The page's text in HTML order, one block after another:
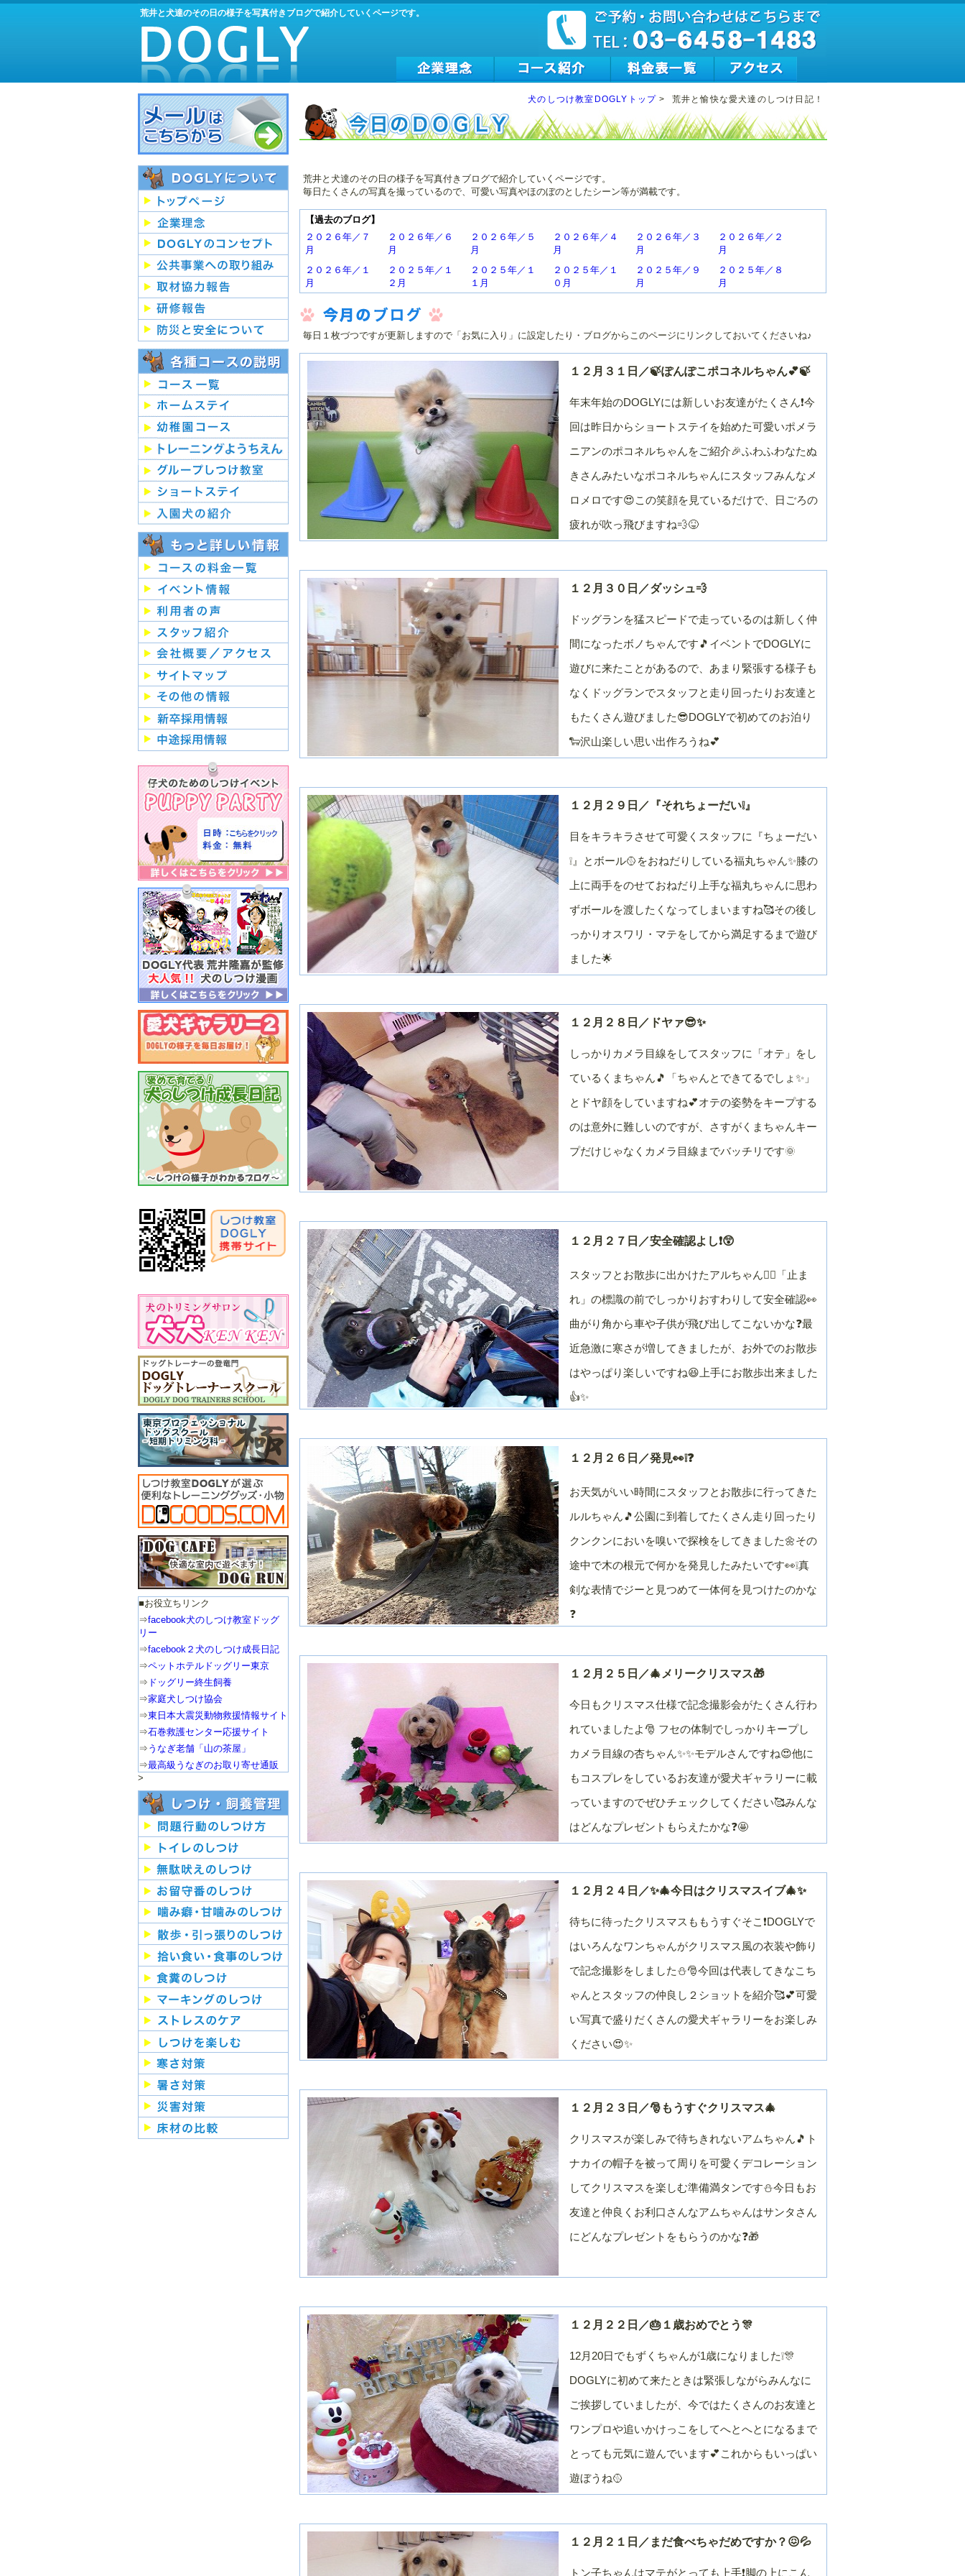
荒井と犬達のその日の様子を写真付きブログで紹介していくページです。
犬のしつけ教室DOGLYトップ > 荒井と愉快な愛犬達のしつけ日記！
荒井と犬達のその日の様子を写真付きブログで紹介していくページです。
毎日たくさんの写真を撮っているので、可愛い写真やほのぼのとしたシーン等が満載です。
【過去のブログ】
２０２６年／７
月
２０２６年／６
月
２０２６年／５
月
２０２６年／４
月
２０２６年／３
月
２０２６年／２
月
２０２６年／１
月
２０２５年／１
２月
２０２５年／１
１月
２０２５年／１
０月
２０２５年／９
月
２０２５年／８
月
月
月
２０２５年／１
２０２４年／１
２０２４年／１
２０２４年／１
２０２４年／９
２０２４年／８
２０２４年／６
２０２４年／４
月
２０２４年／３
２０２４年／２
２０２４年／１
月
２０２３年／１
２月
２０２３年／１
２０２３年／１
０月
２０２３年／９
２０２３年／８
２０２３年／７
月
２０２３年／６
月
２０２３年／５
２０２３年／４
月
２０２３年／３
月
２０２３年／２
月
２０２３年／１
月
２０２２年／１
２月
２０２２年／１
１月
０月
２０２２年／９
月
月
２０２２年／７
２０２２年／６
月
２０２２年／５
月
２０２２年／４
２０２２年／３
２０２２年／２
２０２１年／１
２０２１年／７
月
２０２１年／６
月
２０２１年／５
月
２０２１年／４
月
２０２１年／３
月
２０２１年／２
２０２０年／１
２月
２０２０年／１
１月
０月
月
月
２０２０年／７
月
２０２０年／６
月
２０２０年／５
月
２０２０年／４
月
月
月
２０２０年／１
月
２０１９年／１
２月
２０１９年／１
１月
２０１９年／１
０月
２０１９年／９
２０１９年／８
２０１９年／６
２０１９年／４
２０１９年／３
月
２０１９年／２
月
２０１８年／１
０月
月
２０１８年／１
月
２０１７年／１
２月
２０１７年／１
１月
２０１７年／１
０月
２０１７年／９
月
２０１７年／８
月
２０１７年／７
２０１７年／６
月
２０１７年／５
２０１７年／４
月
２０１７年／３
月
２０１７年／２
月
２０１７年／１
２０１６年／１
２月
２０１６年／１
１月
２０１６年／１
０月
２０１６年／９
２０１６年／８
月
２０１６年／７
月
２０１６年／６
２０１６年／５
月
月
月
２０１６年／１
月
２０１５年／１
２０１５年／１
２０１５年／９
２０１５年／８
２０１５年／７
月
２０１５年／６
月
月
２０１５年／４
月
月
月
月
２月
１月
０月
２０１４年／７
月
２０１４年／６
月
２０１４年／５
２０１４年／４
月
２０１４年／３
２０１４年／１
月
２０１３年／１
２０１３年／１
１月
２０１３年／１
０月
月
月
２０１３年／７
月
２０１３年／６
月
２０１３年／５
月
２０１３年／４
月
２０１３年／３
月
２０１３年／２
月
２０１３年／１
２０１２年／１
２月
２０１２年／１
１月
２０１２年／１
２０１２年／９
２０１２年／８
２０１２年／７
月
２０１２年／６
月
２０１２年／５
２０１２年／４
月
２０１２年／１
２０１１年／１
２０１１年／１
２０１１年／１
２０１１年／９
２０１１年／８
２０１１年／７
月
２０１１年／６
月
２０１１年／５
月
２０１１年／４
月
月
月
２０１１年／１
月
２０１０年／１
２月
２０１０年／１
１月
２０１０年／１
０月
月
月
２０１０年／７
月
２０１０年／６
月
２０１０年／５
月
２０１０年／４
月
毎日１枚づつですが更新しますので「お気に入り」に設定したり・ブログからこのページにリンクしておいてくださいね♪
１２月３１日／🍃ぽんぽこポコネルちゃん💕🍃
年末年始のDOGLYには新しいお友達がたくさん❗今
回は昨日からショートステイを始めた可愛いポメラ
ニアンのポコネルちゃんをご紹介🎉ふわふわなたぬ
きさんみたいなポコネルちゃんにスタッフみんなメ
ロメロです😍この笑顔を見ているだけで、日ごろの
疲れが吹っ飛びますね💨😝
１２月３０日／ダッシュ💨
ドッグランを猛スピードで走っているのは新しく仲
間になったボノちゃんです🎵イベントでDOGLYに
遊びに来たことがあるので、あまり緊張する様子も
なくドッグランでスタッフと走り回ったりお友達と
もたくさん遊びました😎DOGLYで初めてのお泊り
🐑沢山楽しい思い出作ろうね💕
１２月２９日／『それちょーだい❕』
目をキラキラさせて可愛くスタッフに『ちょーだい
❕』とボール🥎をおねだりしている福丸ちゃん✨膝の
上に両手をのせておねだり上手な福丸ちゃんに思わ
ずボールを渡したくなってしまいますね🥰その後し
っかりオスワリ・マテをしてから満足するまで遊び
ました🌟
１２月２８日／ドヤァ😎✨
しっかりカメラ目線をしてスタッフに「オテ」をし
ているくまちゃん🎵「ちゃんとできてるでしょ✨」
とドヤ顔をしていますね💕オテの姿勢をキープする
のは意外に難しいのですが、さすがくまちゃんキー
プだけじゃなくカメラ目線までバッチリです🌞
１２月２７日／安全確認よし❗😲
スタッフとお散歩に出かけたアルちゃん🏃‍♂️「止ま
れ」の標識の前でしっかりおすわりして安全確認👀
曲がり角から車や子供が飛び出してこないかな❓最
近急激に寒さが増してきましたが、お外でのお散歩
はやっぱり楽しいですね😆上手にお散歩出来ました
👍✨
１２月２６日／発見👀❕❓
お天気がいい時間にスタッフとお散歩に行ってきた
ルルちゃん🎵公園に到着してたくさん走り回ったり
クンクンにおいを嗅いで探検をしてきました🌼その
途中で木の根元で何かを発見したみたいです👀❕真
剣な表情でジーと見つめて一体何を見つけたのかな
❓
１２月２５日／🎄メリークリスマス🎁
今日もクリスマス仕様で記念撮影会がたくさん行わ
れていましたよ🎅 フセの体制でしっかりキープし
カメラ目線の杏ちゃん✨✨モデルさんですね😍他に
もコスプレをしているお友達が愛犬ギャラリーに載
っていますのでぜひチェックしてください🥰みんな
はどんなプレゼントもらえたかな❓🤩
１２月２４日／✨🎄今日はクリスマスイブ🎄✨
待ちに待ったクリスマスももうすぐそこ❗DOGLYで
はいろんなワンちゃんがクリスマス風の衣装や飾り
で記念撮影をしました⛄🎅今回は代表してきなこち
ゃんとスタッフの仲良し２ショットを紹介🥰💕可愛
い写真で盛りだくさんの愛犬ギャラリーをお楽しみ
ください😍✨
１２月２３日／🎅もうすぐクリスマス🎄
クリスマスが楽しみで待ちきれないアムちゃん🎵ト
ナカイの帽子を被って周りを可愛くデコレーション
してクリスマスを楽しむ準備満タンです⛄今日もお
友達と仲良くお利口さんなアムちゃんはサンタさん
にどんなプレゼントをもらうのかな❓🎁
１２月２２日／🎂１歳おめでとう🎊
12月20日でもずくちゃんが1歳になりました❕🎊
DOGLYに初めて来たときは緊張しながらみんなに
ご挨拶していましたが、今ではたくさんのお友達と
ワンプロや追いかけっこをしてへとへとになるまで
とっても元気に遊んでいます💕これからもいっぱい
遊ぼうね🥎
１２月２１日／まだ食べちゃだめですか？😖💦
トン子ちゃんはマテがとっても上手❗脚の上にこん
■お役立ちリンク
⇒facebook犬のしつけ教室ドッグ
リー
⇒facebook２犬のしつけ成長日記
⇒ペットホテルドッグリー東京
⇒ ドッグリー終生飼養
⇒家庭犬しつけ協会
⇒東日本大震災動物救援情報サイト
⇒石巻救護センター応援サイト
⇒ うなぎ老舗「山の茶屋」
⇒最高級うなぎのお取り寄せ通販
>